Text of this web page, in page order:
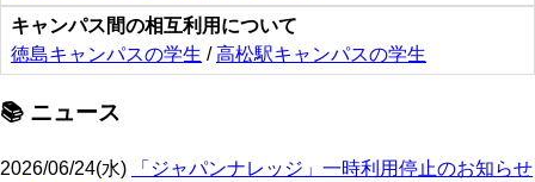
キャンパス間の相互利用について
徳島キャンパスの学生 /高松駅キャンパスの学生
📚 ニュース
2026/06/24(水)
「ジャパンナレッジ」一時利用停止のお知らせ